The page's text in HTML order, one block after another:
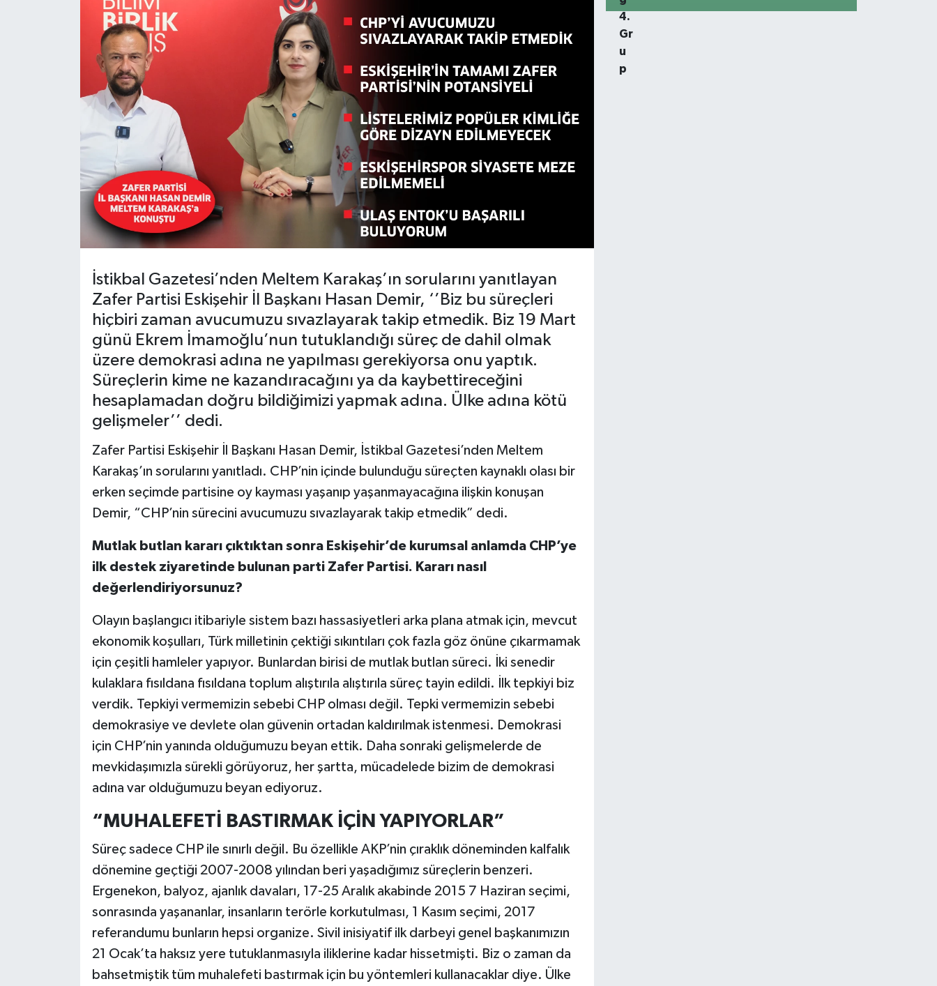
İstikbal Gazetesi’nden Meltem Karakaş’ın sorularını yanıtlayan
Zafer Partisi Eskişehir İl Başkanı Hasan Demir, ‘’Biz bu süreçleri
hiçbiri zaman avucumuzu sıvazlayarak takip etmedik. Biz 19 Mart
günü Ekrem İmamoğlu’nun tutuklandığı süreç de dahil olmak
üzere demokrasi adına ne yapılması gerekiyorsa onu yaptık.
Süreçlerin kime ne kazandıracağını ya da kaybettireceğini
hesaplamadan doğru bildiğimizi yapmak adına. Ülke adına kötü
gelişmeler’’ dedi.
Zafer Partisi Eskişehir İl Başkanı Hasan Demir, İstikbal Gazetesi’nden Meltem
Karakaş’ın sorularını yanıtladı. CHP’nin içinde bulunduğu süreçten kaynaklı olası bir
erken seçimde partisine oy kayması yaşanıp yaşanmayacağına ilişkin konuşan
Demir, “CHP’nin sürecini avucumuzu sıvazlayarak takip etmedik” dedi.
Mutlak butlan kararı çıktıktan sonra Eskişehir’de kurumsal anlamda CHP’ye
ilk destek ziyaretinde bulunan parti Zafer Partisi. Kararı nasıl
değerlendiriyorsunuz?
Olayın başlangıcı itibariyle sistem bazı hassasiyetleri arka plana atmak için, mevcut
ekonomik koşulları, Türk milletinin çektiği sıkıntıları çok fazla göz önüne çıkarmamak
için çeşitli hamleler yapıyor. Bunlardan birisi de mutlak butlan süreci. İki senedir
kulaklara fısıldana fısıldana toplum alıştırıla alıştırıla süreç tayin edildi. İlk tepkiyi biz
verdik. Tepkiyi vermemizin sebebi CHP olması değil. Tepki vermemizin sebebi
demokrasiye ve devlete olan güvenin ortadan kaldırılmak istenmesi. Demokrasi
için CHP’nin yanında olduğumuzu beyan ettik. Daha sonraki gelişmelerde de
mevkidaşımızla sürekli görüyoruz, her şartta, mücadelede bizim de demokrasi
adına var olduğumuzu beyan ediyoruz.
“MUHALEFETİ BASTIRMAK İÇİN YAPIYORLAR”
Süreç sadece CHP ile sınırlı değil. Bu özellikle AKP’nin çıraklık döneminden kalfalık
dönemine geçtiği 2007-2008 yılından beri yaşadığımız süreçlerin benzeri.
Ergenekon, balyoz, ajanlık davaları, 17-25 Aralık akabinde 2015 7 Haziran seçimi,
sonrasında yaşananlar, insanların terörle korkutulması, 1 Kasım seçimi, 2017
referandumu bunların hepsi organize. Sivil inisiyatif ilk darbeyi genel başkanımızın
21 Ocak’ta haksız yere tutuklanmasıyla iliklerine kadar hissetmişti. Biz o zaman da
bahsetmiştik tüm muhalefeti bastırmak için bu yöntemleri kullanacaklar diye. Ülke
Resmi ilanlar